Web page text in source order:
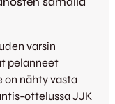
varsin
pelanneet
on nähty vasta
ottelussa JJK